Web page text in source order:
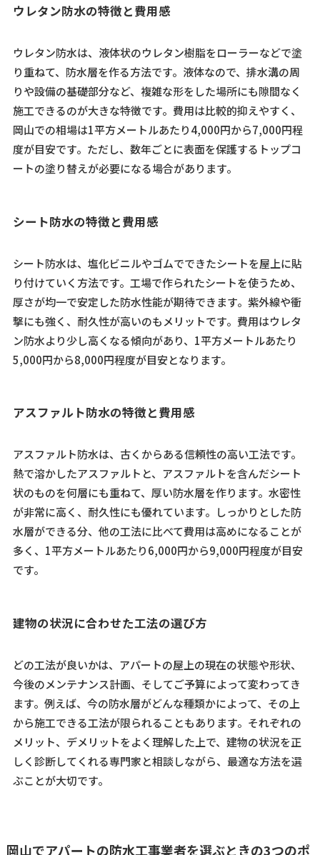
ウレタン防水の特徴と費用感
ウレタン防水は、液体状のウレタン樹脂をローラーなどで塗
り重ねて、防水層を作る方法です。液体なので、排水溝の周
りや設備の基礎部分など、複雑な形をした場所にも隙間なく
施工できるのが大きな特徴です。費用は比較的抑えやすく、
岡山での相場は1平方メートルあたり4,000円から7,000円程
度が目安です。ただし、数年ごとに表面を保護するトップコ
ートの塗り替えが必要になる場合があります。
シート防水の特徴と費用感
シート防水は、塩化ビニルやゴムでできたシートを屋上に貼
り付けていく方法です。工場で作られたシートを使うため、
厚さが均一で安定した防水性能が期待できます。紫外線や衝
撃にも強く、耐久性が高いのもメリットです。費用はウレタ
ン防水より少し高くなる傾向があり、1平方メートルあたり
5,000円から8,000円程度が目安となります。
アスファルト防水の特徴と費用感
アスファルト防水は、古くからある信頼性の高い工法です。
熱で溶かしたアスファルトと、アスファルトを含んだシート
状のものを何層にも重ねて、厚い防水層を作ります。水密性
が非常に高く、耐久性にも優れています。しっかりとした防
水層ができる分、他の工法に比べて費用は高めになることが
多く、1平方メートルあたり6,000円から9,000円程度が目安
です。
建物の状況に合わせた工法の選び方
どの工法が良いかは、アパートの屋上の現在の状態や形状、
今後のメンテナンス計画、そしてご予算によって変わってき
ます。例えば、今の防水層がどんな種類かによって、その上
から施工できる工法が限られることもあります。それぞれの
メリット、デメリットをよく理解した上で、建物の状況を正
しく診断してくれる専門家と相談しながら、最適な方法を選
ぶことが大切です。
岡山でアパートの防水工事業者を選ぶときの3つのポ